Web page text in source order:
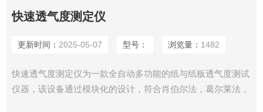
快速透气度测定仪
更新时间： 2025-05-07 型号： 浏览量： 1482
快速透气度测定仪为一款全自动多功能的纸与纸板透气度测试
仪器，该设备通过模块化的设计，符合肖伯尔法，葛尔莱法，